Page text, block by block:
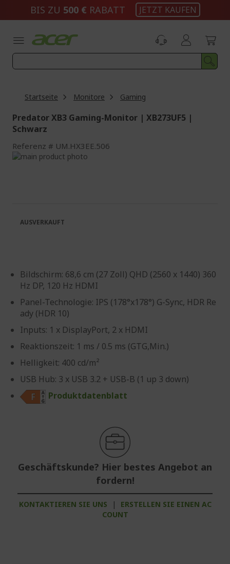
BIS ZU 500 € RABATT JETZT KAUFEN
Startseite Monitore Gaming
Predator XB3 Gaming-Monitor | XB273UF5 |
Schwarz
Referenz UM.HX3EE.506
Zum
Bildschirm: 68,6 cm (27 Zoll) QHD (2560 x 1440) 360
Hz DP, 120 Hz HDMI
Panel-Technologie: IPS (178°x178°) G-Sync, HDR Re
ady (HDR 10)
Inputs: 1 x DisplayPort, 2 x HDMI
Reaktionszeit: 1 ms / 0.5 ms (GTG,Min.)
Helligkeit: 400 cd/m²
USB Hub: 3 x USB 3.2 + USB-B (1 up 3 down)
Produktdatenblatt
Geschäftskunde? Hier bestes Angebot an
fordern!
KONTAKTIEREN SIE UNS |
ERSTELLEN SIE EINEN AC
COUNT
AUSVERKAUFT